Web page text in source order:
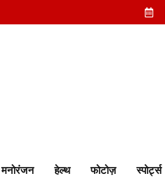
मनोरंजन हेल्थ फोटोज़ स्पोर्ट्स